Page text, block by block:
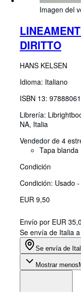
Imagen del
DIRITTO
HANS KELSEN
Idioma: Italiano
ISBN 13:
Librería:
NA, Italia
Vendedor de 4
Tapa blanda
Condición
Condición: Usado
EUR 9,50
Envío por EUR
Se envía de Italia
Se envía de
Mostrar menos